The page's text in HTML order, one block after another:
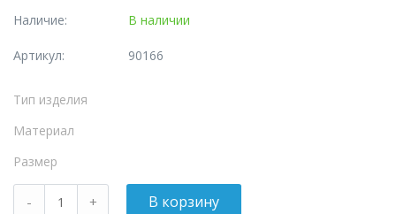
Наличие: В наличии
Артикул: 90166
Тип изделия
Материал
Размер